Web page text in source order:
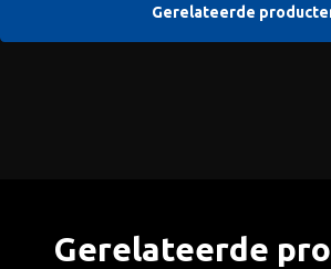
Gerelateerde
Gerelateerde